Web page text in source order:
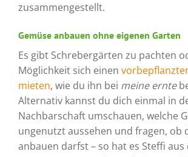
zusammengestellt.
Gemüse anbauen ohne eigenen Garten
Es gibt Schrebergärten zu pachten
Möglichkeit sich einen
mieten, wie du ihn bei meine ernte
Alternativ kannst du dich einmal in
Nachbarschaft umschauen, welche
ungenutzt aussehen und fragen, ob
anbauen darfst – so hat es Steffi aus